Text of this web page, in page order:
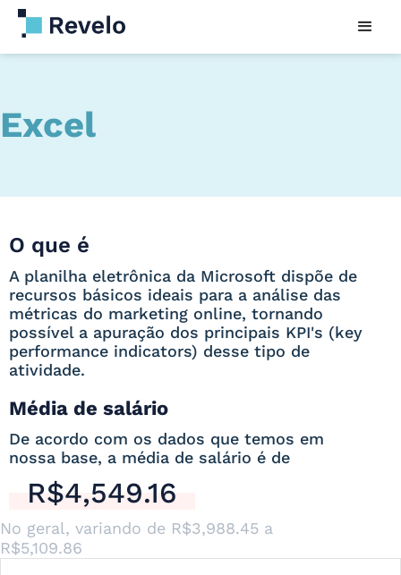
Excel
O que é
A planilha eletrônica da Microsoft dispõe de
recursos básicos ideais para a análise das
métricas do marketing online, tornando
possível a apuração dos principais KPI's (key
performance indicators) desse tipo de
atividade.
Média de salário
De acordo com os dados que temos em
nossa base, a média de salário é de
R$4,549.16
No geral, variando de R$3,988.45 a
R$5,109.86